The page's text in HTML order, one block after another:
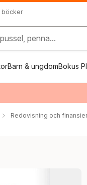
böcker
penna...
Barn & ungdomBokus
Redovisning och